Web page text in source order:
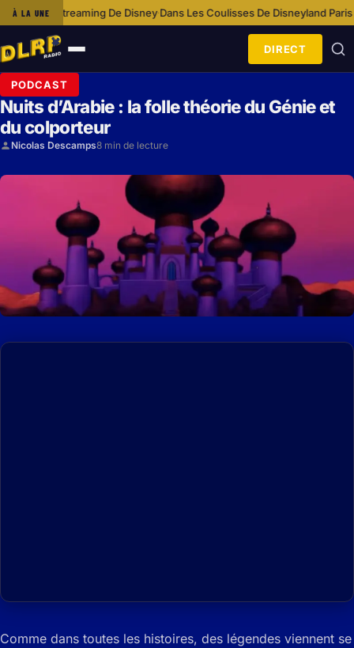
À LA UNE
· Dans Les Coulisses De Disneyland Paris Avec L’équipe Cosmétologie
Ouvrir
le
menu
DIRECT
PODCAST
Nuits d’Arabie : la folle théorie du Génie et
du colporteur
Nicolas Descamps8 min de lecture
Comme dans toutes les histoires, des légendes viennent se